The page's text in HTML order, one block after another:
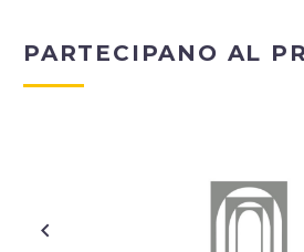
PARTECIPANO AL